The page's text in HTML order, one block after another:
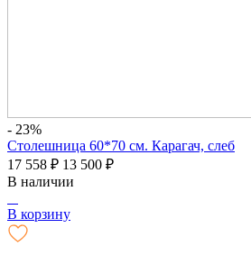
- 23%
Столешница 60*70 см. Карагач, слеб
17 558 ₽ 13 500 ₽
В наличии
В корзину